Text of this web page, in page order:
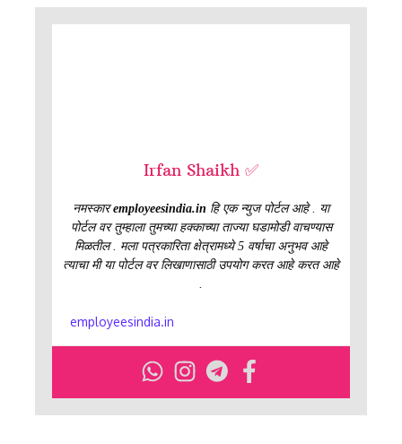
Irfan Shaikh ✅
नमस्कारemployeesindia.in हि एक न्युज पोर्टल आहे . या
पोर्टल वर तुम्हाला तुमच्या हक्काच्या ताज्या घडामोडी वाचण्यास
मिळतील . मला पत्रकारिता क्षेत्रामध्ये 5 वर्षाचा अनुभव आहे
त्याचा मी या पोर्टल वर लिखाणासाठी उपयोग करत आहे करत आहे
employeesindia.in